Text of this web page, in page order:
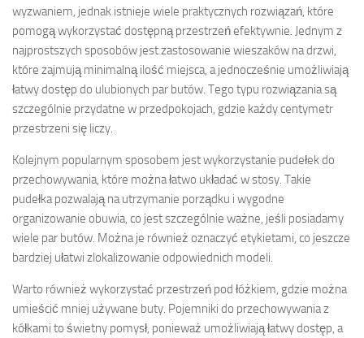
wyzwaniem, jednak istnieje wiele praktycznych rozwiązań, które
pomogą wykorzystać dostępną przestrzeń efektywnie. Jednym z
najprostszych sposobów jest zastosowanie wieszaków na drzwi,
które zajmują minimalną ilość miejsca, a jednocześnie umożliwiają
łatwy dostęp do ulubionych par butów. Tego typu rozwiązania są
szczególnie przydatne w przedpokojach, gdzie każdy centymetr
przestrzeni się liczy.
Kolejnym popularnym sposobem jest wykorzystanie pudełek do
przechowywania, które można łatwo układać w stosy. Takie
pudełka pozwalają na utrzymanie porządku i wygodne
organizowanie obuwia, co jest szczególnie ważne, jeśli posiadamy
wiele par butów. Można je również oznaczyć etykietami, co jeszcze
bardziej ułatwi zlokalizowanie odpowiednich modeli.
Warto również wykorzystać przestrzeń pod łóżkiem, gdzie można
umieścić mniej używane buty. Pojemniki do przechowywania z
kółkami to świetny pomysł, ponieważ umożliwiają łatwy dostęp, a